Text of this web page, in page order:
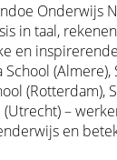
Onderwijs
in taal,
en
School
(Rotterdam),
(Utrecht) –
en